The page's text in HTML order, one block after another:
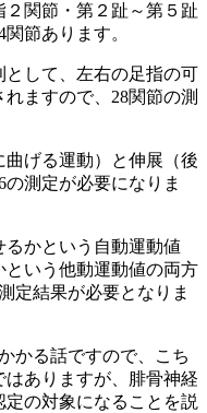
関節・第２趾～第５趾
節あります。
して、左右の足指の可
ますので、28関節の測
げる運動）と伸展（後
測定が必要になりま
かという自動運動値
という他動運動値の両方
定結果が必要となりま
かる話ですので、こち
ありますが、腓骨神経
の対象になることを説